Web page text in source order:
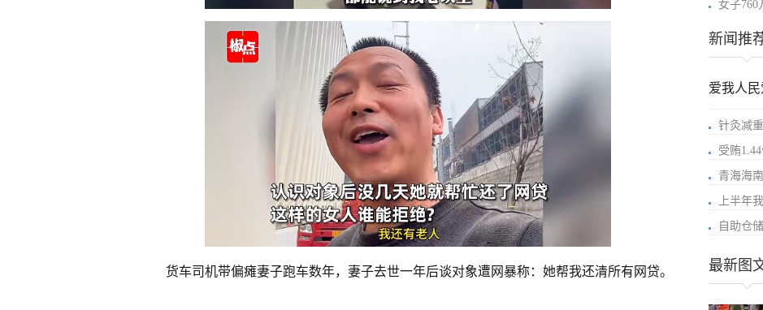
货车司机带偏瘫妻子跑车数年，妻子去世一年后谈对象遭网暴称：她帮我还清所有网贷。
女子760
新闻推
爱我人
针灸减
受贿
青海海
上半年
自助仓
最新图